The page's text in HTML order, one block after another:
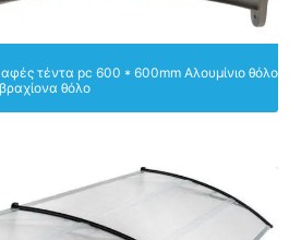
τέντα pc 600 * 600mm Αλουμίνιο θόλο
βραχίονα θόλο